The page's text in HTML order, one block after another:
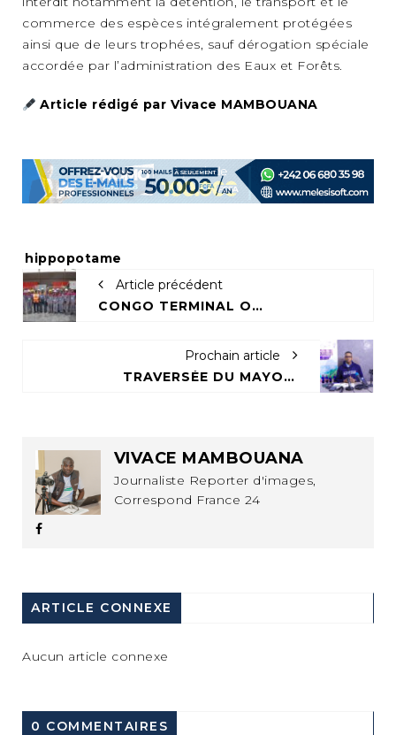
commerce des espèces intégralement protégées
ainsi que de leurs trophées, sauf dérogation spéciale
accordée par l’administration des Eaux et Forêts.
Article rédigé par Vivace MAMBOUANA
Tags:
hippopotame
Article précédent
CONGO TERMINAL OUVRE SES PORTES AUX FUTURS INGÉNIEURS DE L’UCAC-ICAM
Prochain article
TRAVERSÉE DU MAYOMBE 2026 : UNE MARCHE POUR SENSIBILISER ET DÉPISTER AU DIABÈTE
VIVACE MAMBOUANA
Journaliste Reporter d'images,
Correspond France 24
ARTICLE CONNEXE
Aucun article connexe
0 COMMENTAIRES